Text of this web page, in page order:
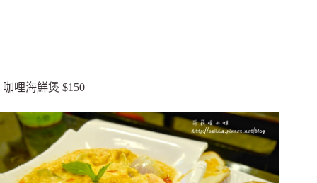
咖哩海鮮煲 $150